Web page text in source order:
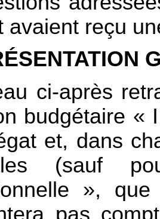
avaient reçu
ci-après
budgétaire «
et, dans
(sauf
»,
pas